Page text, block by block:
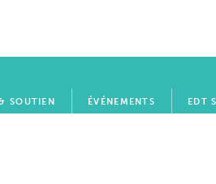
SOUTIEN ÉVÉNEMENTS EDT